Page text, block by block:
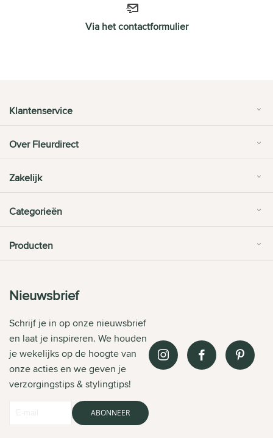
Via het contactformulier
Klantenservice
Over Fleurdirect
Zakelijk
Categorieën
Producten
Nieuwsbrief
Schrijf je in op onze nieuwsbrief
en laat je inspireren. We houden
je wekelijks op de hoogte van
onze acties en we geven je
verzorgingstips & stylingtips!
ABONNEER